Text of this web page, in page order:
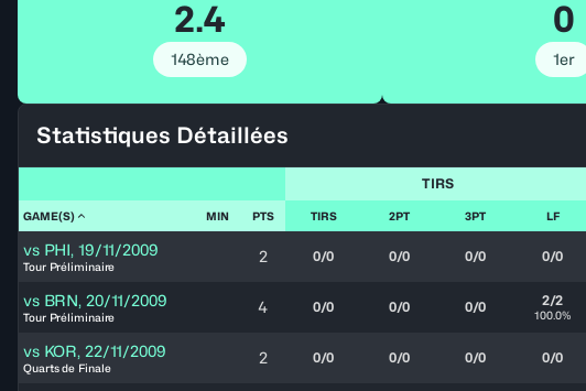
2.4
148ème
0
1er
Statistiques Détaillées
TIRS
GAME(S) MIN PTS TIRS 2PT 3PT LF
vs PHI, 19/11/2009
Tour Préliminaire
2 0/0 0/0 0/0 0/0
vs BRN, 20/11/2009
Tour Préliminaire
4 0/0 0/0 0/0 2/2
100.0%
vs KOR, 22/11/2009
Quarts de Finale
2 0/0 0/0 0/0 0/0